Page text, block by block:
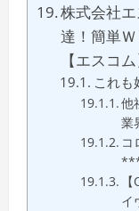
株式会社
達！簡単
【エスコム
これも
他
業
コ
イ